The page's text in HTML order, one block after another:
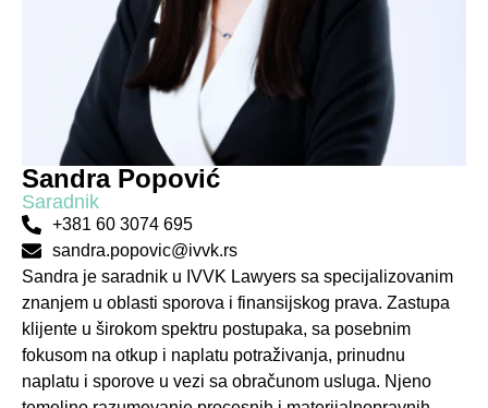
Sandra Popović
Saradnik
+381 60 3074 695
sandra.popovic@ivvk.rs
Sandra je saradnik u IVVK Lawyers sa specijalizovanim
znanjem u oblasti sporova i finansijskog prava. Zastupa
klijente u širokom spektru postupaka, sa posebnim
fokusom na otkup i naplatu potraživanja, prinudnu
naplatu i sporove u vezi sa obračunom usluga. Njeno